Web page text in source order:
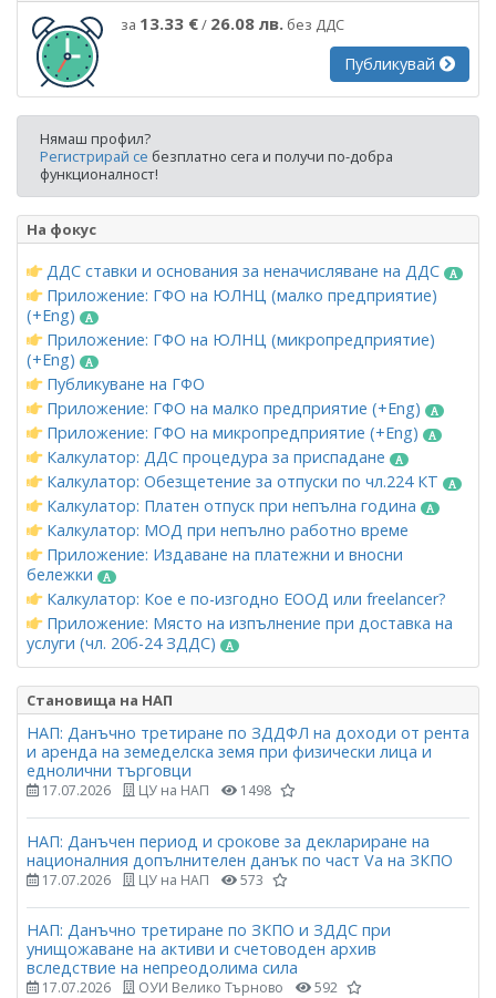
за 13.33 €/ 26.08 лв. без ДДС
Публикувай
Нямаш профил?
Регистрирай се безплатно сега и получи по-добра
функционалност!
На фокус
ДДС ставки и основания за неначисляване на ДДС
Приложение: ГФО на ЮЛНЦ (малко предприятие)
(+Eng)
Приложение: ГФО на ЮЛНЦ (микропредприятие)
(+Eng)
Публикуване на ГФО
Приложение: ГФО на малко предприятие (+Eng)
Приложение: ГФО на микропредприятие (+Eng)
Калкулатор: ДДС процедура за приспадане
Калкулатор: Обезщетение за отпуски по чл.224 КТ
Калкулатор: Платен отпуск при непълна година
Калкулатор: МОД при непълно работно време
Приложение: Издаване на платежни и вносни
бележки
Калкулатор: Кое е по-изгодно ЕООД или freelancer?
Приложение: Място на изпълнение при доставка на
услуги (чл. 20б-24 ЗДДС)
Становища на НАП
НАП: Данъчно третиране по ЗДДФЛ на доходи от рента
и аренда на земеделска земя при физически лица и
еднолични търговци
17.07.2026 ЦУ на НАП 1498
НАП: Данъчен период и срокове за деклариране на
националния допълнителен данък по част Vа на ЗКПО
17.07.2026 ЦУ на НАП 573
НАП: Данъчно третиране по ЗКПО и ЗДДС при
унищожаване на активи и счетоводен архив
вследствие на непреодолима сила
17.07.2026 ОУИ Велико Търново 592